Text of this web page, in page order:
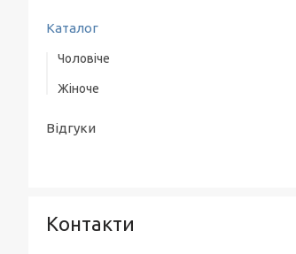
Каталог
Чоловіче
Верхній одяг
Жіноче
Відгуки
Контакти